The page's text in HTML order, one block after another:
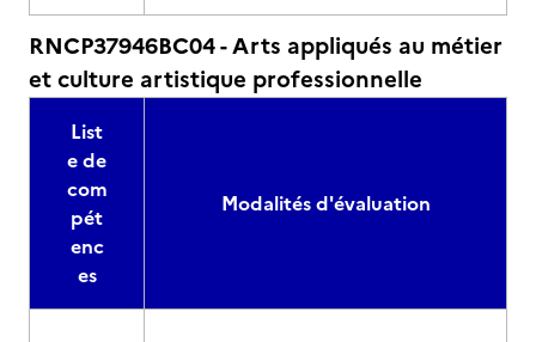
RNCP37946BC04 - Arts appliqués au métier
et culture artistique professionnelle
List
e de
com
pét
enc
es
Modalités d'évaluation